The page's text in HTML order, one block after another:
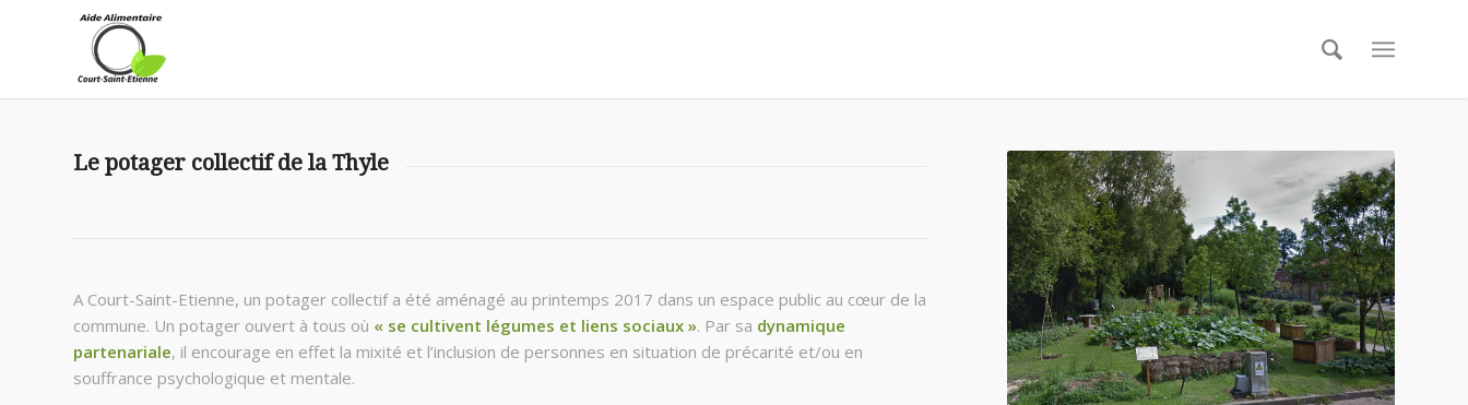
Le potager collectif de la Thyle
A Court-Saint-Etienne, un potager collectif a été aménagé au printemps 2017 dans un espace public au cœur de la
commune. Un potager ouvert à tous où « se cultivent légumes et liens sociaux ». Par sa dynamique
partenariale, il encourage en effet la mixité et l’inclusion de personnes en situation de précarité et/ou en
souffrance psychologique et mentale.